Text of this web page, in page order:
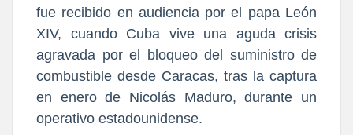
fue recibido en audiencia por el papa León
XIV, cuando Cuba vive una aguda crisis
agravada por el bloqueo del suministro de
combustible desde Caracas, tras la captura
en enero de Nicolás Maduro, durante un
operativo estadounidense.